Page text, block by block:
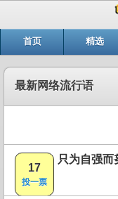
首页 精选
最新网络流行语
17
投一票
只为自强而